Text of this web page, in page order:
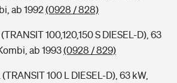
ab 1992(0928 / 828)
100,120,150 S DIESEL-D), 63
ab 1993(0928 / 829)
100 L DIESEL-D), 63 kW,